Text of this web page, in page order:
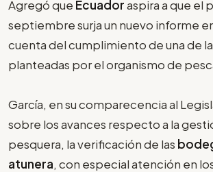
Agregó que Ecuadoraspira a que el
septiembre surja un nuevo informe
cuenta del cumplimiento de una de
planteadas por el organismo de
García, en su comparecencia al
sobre los avances respecto a la
pesquera, la verificación de las
atunera, con especial atención en